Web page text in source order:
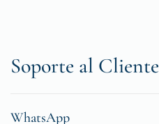
Soporte al Cliente
WhatsApp